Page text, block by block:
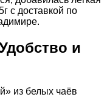
с доставкой по
и
из белых чаёв